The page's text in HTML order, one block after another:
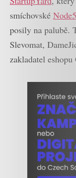
smíchovské Node5
posily na palubě.
Slevomat,
zakladatel